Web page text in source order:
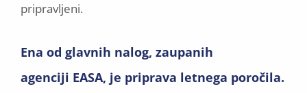
pripravljeni.
Ena od glavnih nalog, zaupanih
agenciji EASA, je priprava letnega poročila.